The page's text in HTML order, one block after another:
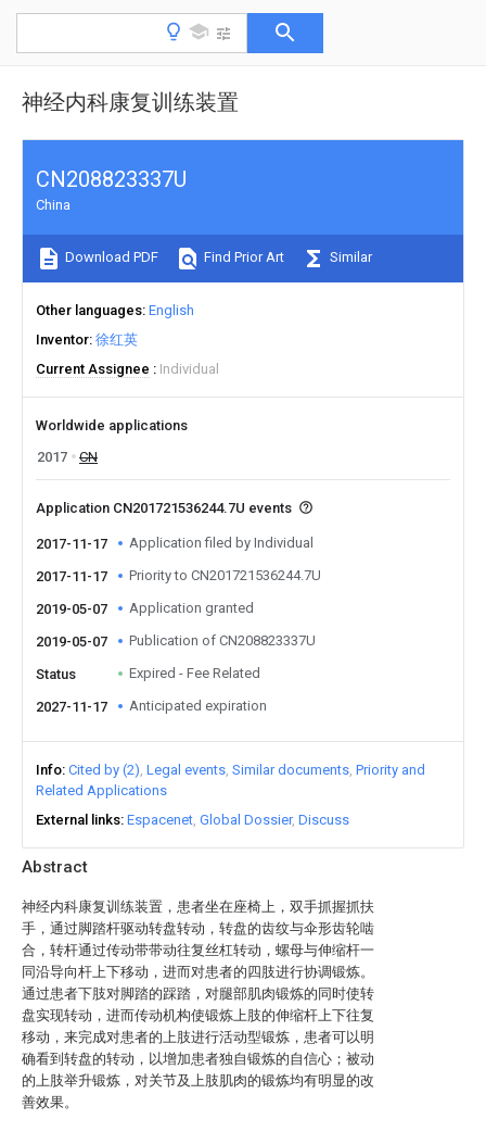
神经内科康复训练装置
Abstract
神经内科康复训练装置，患者坐在座椅上，双手抓握抓扶
手，通过脚踏杆驱动转盘转动，转盘的齿纹与伞形齿轮啮
合，转杆通过传动带带动往复丝杠转动，螺母与伸缩杆一
同沿导向杆上下移动，进而对患者的四肢进行协调锻炼。
通过患者下肢对脚踏的踩踏，对腿部肌肉锻炼的同时使转
盘实现转动，进而传动机构使锻炼上肢的伸缩杆上下往复
移动，来完成对患者的上肢进行活动型锻炼，患者可以明
确看到转盘的转动，以增加患者独自锻炼的自信心；被动
的上肢举升锻炼，对关节及上肢肌肉的锻炼均有明显的改
善效果。
CN208823337U
China
Download PDF Find Prior Art Similar
Other languages English
Inventor 徐红英
Current Assignee
Individual
Worldwide applications
2017
CN
Application CN201721536244.7U events
2017-11-17 Application filed by Individual
2017-11-17 Priority to CN201721536244.7U
2019-05-07 Application granted
2019-05-07 Publication of CN208823337U
Status Expired - Fee Related
2027-11-17 Anticipated expiration
Info Cited by (2) Legal events Similar documents Priority and
Related Applications
External links Espacenet Global Dossier Discuss